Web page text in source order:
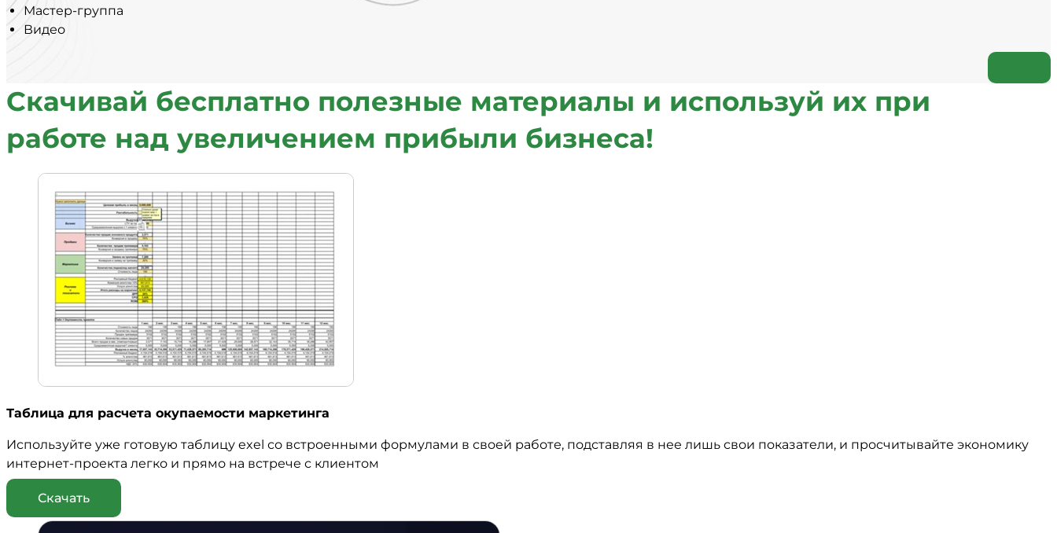
Мастер-группа
Видео
Скачивай бесплатно полезные материалы и используй их при
работе над увеличением прибыли бизнеса!
Таблица для расчета окупаемости маркетинга
Используйте уже готовую таблицу exel со встроенными формулами в своей работе, подставляя в нее лишь свои показатели, и просчитывайте экономику
интернет-проекта легко и прямо на встрече с клиентом
Скачать